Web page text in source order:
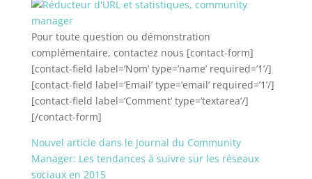
Pour toute question ou démonstration
complémentaire, contactez nous [contact-form]
[contact-field label=’Nom’ type=’name’ required=’1’/]
[contact-field label=’Email’ type=’email’ required=’1’/]
[contact-field label=’Comment’ type=’textarea’/]
[/contact-form]
Nouvel article dans le Journal du Community
Manager: Les tendances à suivre sur les réseaux
sociaux en 2015